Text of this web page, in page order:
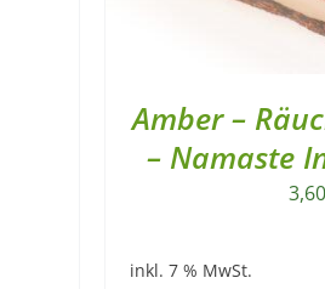
Amber –
– Namaste
3,60
inkl. 7 % MwSt.